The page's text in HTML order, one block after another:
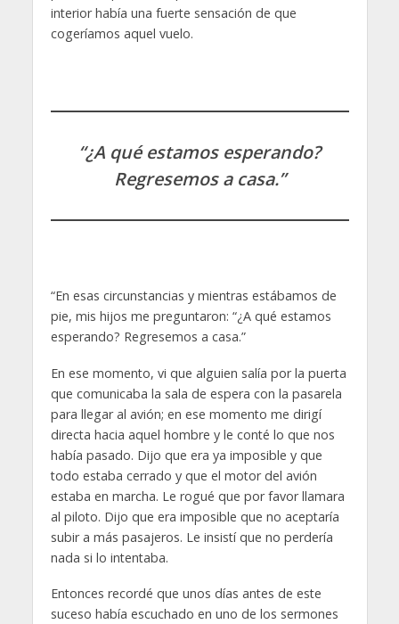
interior había una fuerte sensación de que
cogeríamos aquel vuelo.
“¿A qué estamos esperando?
Regresemos a casa.”
“En esas circunstancias y mientras estábamos de
pie, mis hijos me preguntaron: “¿A qué estamos
esperando? Regresemos a casa.”
En ese momento, vi que alguien salía por la puerta
que comunicaba la sala de espera con la pasarela
para llegar al avión; en ese momento me dirigí
directa hacia aquel hombre y le conté lo que nos
había pasado. Dijo que era ya imposible y que
todo estaba cerrado y que el motor del avión
estaba en marcha. Le rogué que por favor llamara
al piloto. Dijo que era imposible que no aceptaría
subir a más pasajeros. Le insistí que no perdería
nada si lo intentaba.
Entonces recordé que unos días antes de este
suceso había escuchado en uno de los sermones